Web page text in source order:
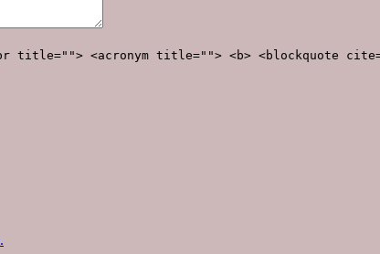
<acronym title=""> <b> <blockquote